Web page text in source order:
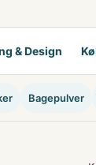
& Design
Bagepulver